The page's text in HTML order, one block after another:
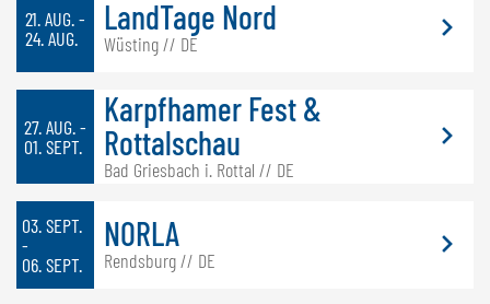
21. AUG. -
24. AUG.
LandTage Nord
Wüsting // DE
27. AUG. -
01. SEPT.
Karpfhamer Fest &
Rottalschau
Bad Griesbach i. Rottal // DE
03. SEPT.
-
06. SEPT.
NORLA
Rendsburg // DE